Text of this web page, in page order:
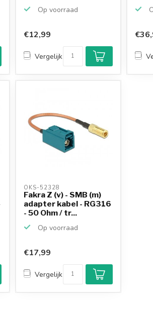
Op voorraad
€12,99
Vergelijk
OKS-52328
Fakra Z (v) - SMB (m)
adapter kabel - RG316
- 50 Ohm / tr...
Op voorraad
€17,99
Vergelijk